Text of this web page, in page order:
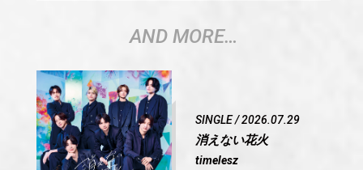
AND MORE…
SINGLE / 2026.07.29
消えない花火
timelesz